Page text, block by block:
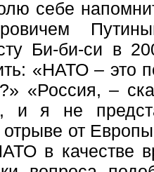
себе
Би-би-си в
«НАТО – это
«Россия, –
и я не
от
в качестве